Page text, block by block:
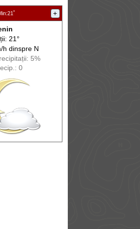
:21˚ +
21°
h dinspreN
itații: 5%
0